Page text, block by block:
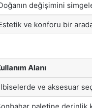
değişimini
ve konforu bir
Alanı
ve aksesuar
paletine derinlik